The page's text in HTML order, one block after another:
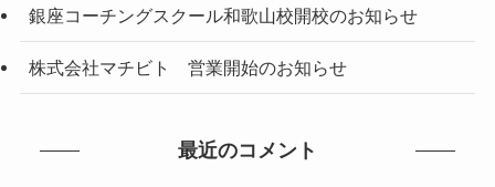
銀座コーチングスクール和歌山校開校のお知らせ
株式会社マチビト 営業開始のお知らせ
最近のコメント